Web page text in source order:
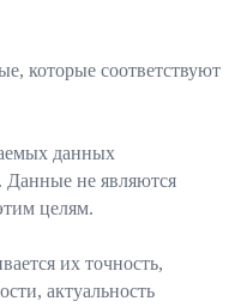
которые соответствуют
данных
Данные не являются
целям.
их точность,
актуальность